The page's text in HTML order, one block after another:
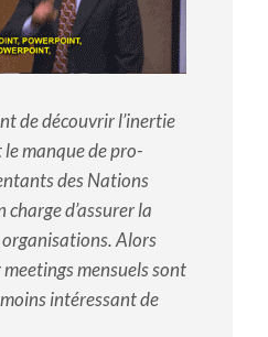
de découvrir l’inertie
le manque de pro-
des Nations
d’assurer la
Alors
mensuels sont
intéressant de